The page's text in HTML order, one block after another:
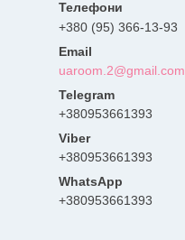
+380 (95) 366-13-93
uaroom.2@gmail.com
+380953661393
+380953661393
+380953661393